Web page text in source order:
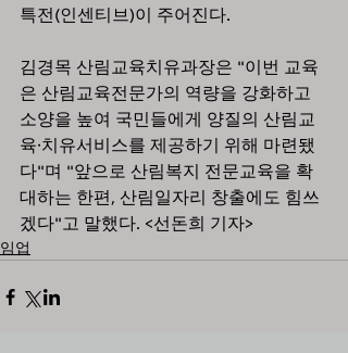
특전(인센티브)이 주어진다.
김경목 산림교육치유과장은 "이번 교육
은 산림교육전문가의 역량을 강화하고
소양을 높여 국민들에게 양질의 산림교
육·치유서비스를 제공하기 위해 마련됐
다"며 "앞으로 산림복지 전문교육을 확
대하는 한편, 산림일자리 창출에도 힘쓰
겠다"고 말했다. <선돈희 기자>
임업